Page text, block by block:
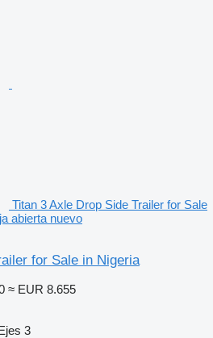
Titan 3 Axle Drop Side Trailer for Sale
abierta nuevo
for Sale in Nigeria
≈ EUR 8.655
3